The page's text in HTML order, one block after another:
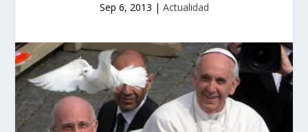
Sep 6, 2013 | Actualidad